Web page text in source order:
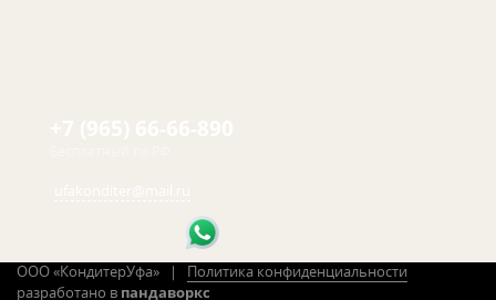
ООО «КондитерУфа» | Политика конфиденциальности
разработано в пандаворкс